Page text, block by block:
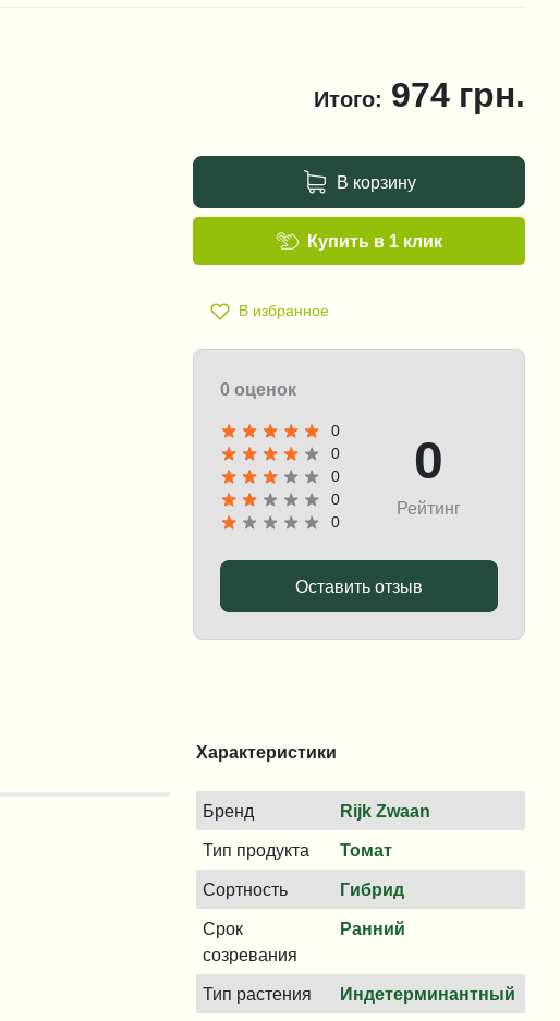
Итого: 974 грн.
В корзину
В избранное
Купить в 1 клик
0 оценок
0
0
0
0
0
0
Рейтинг
Оставить отзыв
Характеристики
Бренд Rijk Zwaan
Тип продукта Томат
Сортность Гибрид
Срок
созревания
Ранний
Тип растения Индетерминантный